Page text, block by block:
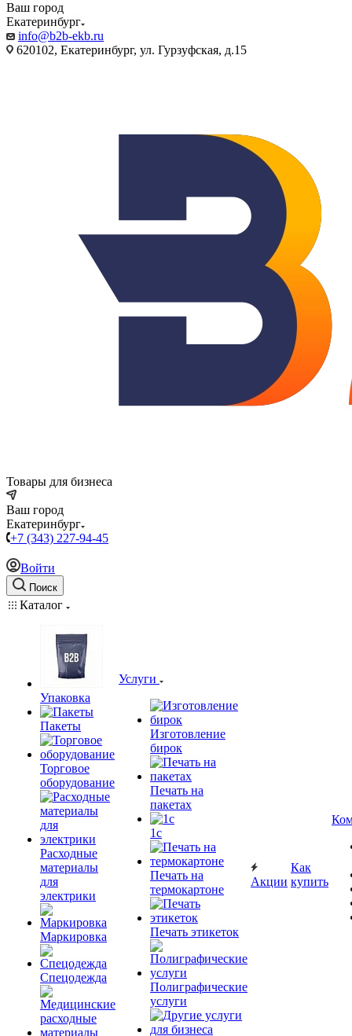
Ваш город
Екатеринбург
info@b2b-ekb.ru
620102, Екатеринбург, ул. Гурзуфская, д.15
Товары для бизнеса
Ваш город
Екатеринбург
+7 (343) 227-94-45
Войти
Поиск
Каталог
Упаковка
Пакеты
Торговое
оборудование
Расходные
материалы
для
электрики
Маркировка
Спецодежда
Услуги
Изготовление
бирок
Печать на
пакетах
1c
Печать на
термокартоне
Печать этикеток
Полиграфические
услуги
Акции
Как
купить